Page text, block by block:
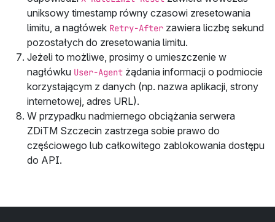
uniksowy timestamp równy czasowi zresetowania
limitu, a nagłówek Retry-After zawiera liczbę sekund
pozostałych do zresetowania limitu.
Jeżeli to możliwe, prosimy o umieszczenie w
nagłówku User-Agent żądania informacji o podmiocie
korzystającym z danych (np. nazwa aplikacji, strony
internetowej, adres URL).
W przypadku nadmiernego obciążania serwera
ZDiTM Szczecin zastrzega sobie prawo do
częściowego lub całkowitego zablokowania dostępu
do API.